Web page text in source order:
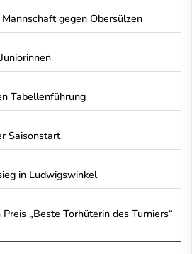
gegen Obersülzen
Tabellenführung
Saisonstart
in Ludwigswinkel
„Beste Torhüterin des Turniers“